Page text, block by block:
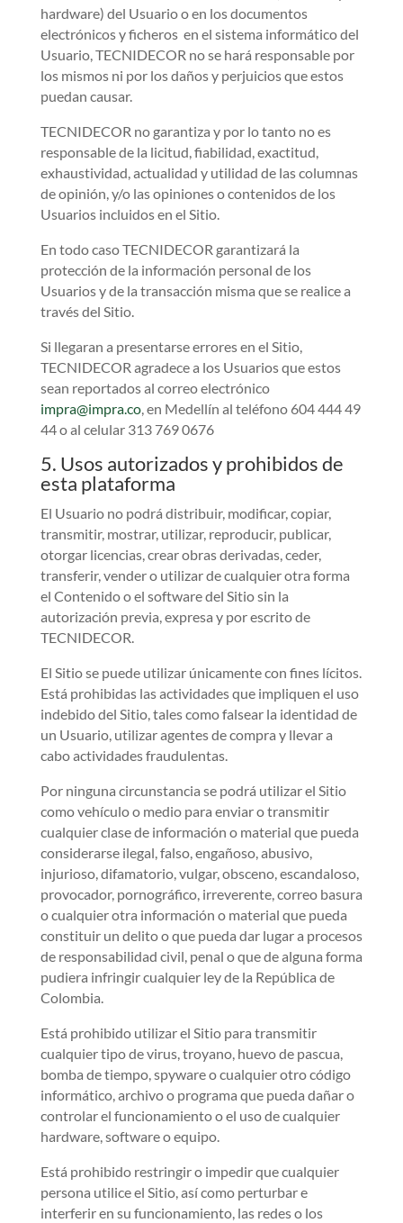
hardware) del Usuario o en los documentos
electrónicos y ficheros en el sistema informático del
Usuario, TECNIDECOR no se hará responsable por
los mismos ni por los daños y perjuicios que estos
puedan causar.
TECNIDECOR no garantiza y por lo tanto no es
responsable de la licitud, fiabilidad, exactitud,
exhaustividad, actualidad y utilidad de las columnas
de opinión, y/o las opiniones o contenidos de los
Usuarios incluidos en el Sitio.
En todo caso TECNIDECOR garantizará la
protección de la información personal de los
Usuarios y de la transacción misma que se realice a
través del Sitio.
Si llegaran a presentarse errores en el Sitio,
TECNIDECOR agradece a los Usuarios que estos
sean reportados al correo electrónico
impra@impra.co, en Medellín al teléfono 604 444 49
44 o al celular 313 769 0676
5. Usos autorizados y prohibidos de
esta plataforma
El Usuario no podrá distribuir, modificar, copiar,
transmitir, mostrar, utilizar, reproducir, publicar,
otorgar licencias, crear obras derivadas, ceder,
transferir, vender o utilizar de cualquier otra forma
el Contenido o el software del Sitio sin la
autorización previa, expresa y por escrito de
TECNIDECOR.
El Sitio se puede utilizar únicamente con fines lícitos.
Está prohibidas las actividades que impliquen el uso
indebido del Sitio, tales como falsear la identidad de
un Usuario, utilizar agentes de compra y llevar a
cabo actividades fraudulentas.
Por ninguna circunstancia se podrá utilizar el Sitio
como vehículo o medio para enviar o transmitir
cualquier clase de información o material que pueda
considerarse ilegal, falso, engañoso, abusivo,
injurioso, difamatorio, vulgar, obsceno, escandaloso,
provocador, pornográfico, irreverente, correo basura
o cualquier otra información o material que pueda
constituir un delito o que pueda dar lugar a procesos
de responsabilidad civil, penal o que de alguna forma
pudiera infringir cualquier ley de la República de
Colombia.
Está prohibido utilizar el Sitio para transmitir
cualquier tipo de virus, troyano, huevo de pascua,
bomba de tiempo, spyware o cualquier otro código
informático, archivo o programa que pueda dañar o
controlar el funcionamiento o el uso de cualquier
hardware, software o equipo.
Está prohibido restringir o impedir que cualquier
persona utilice el Sitio, así como perturbar e
interferir en su funcionamiento, las redes o los